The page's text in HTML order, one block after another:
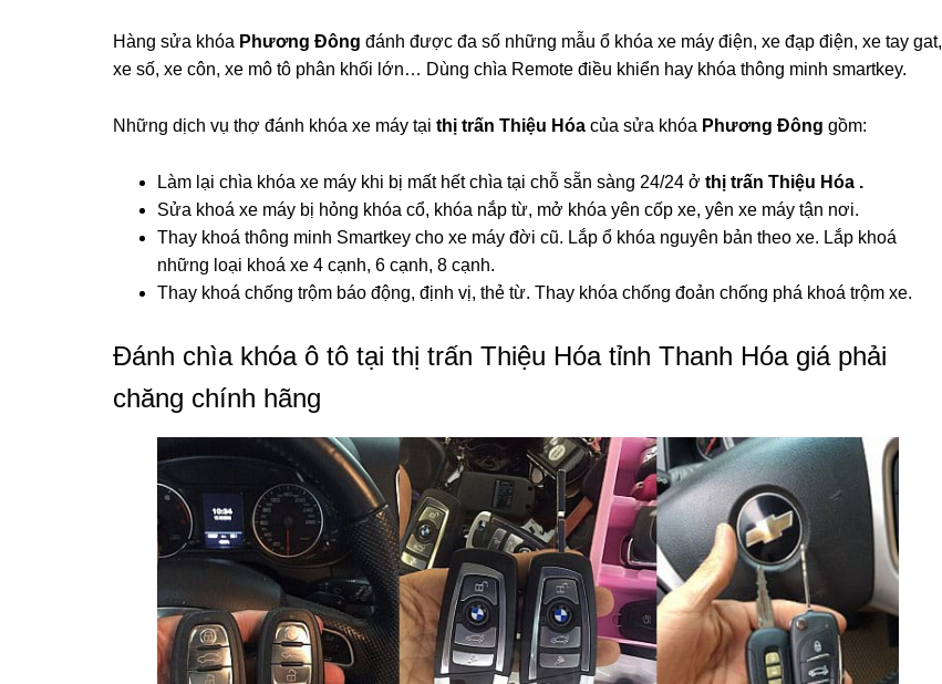
Hàng sửa khóa Phương Đông đánh được đa số những mẫu ổ khóa xe máy điện, xe đạp điện, xe tay gat,
xe số, xe côn, xe mô tô phân khối lớn… Dùng chìa Remote điều khiển hay khóa thông minh smartkey.
Những dịch vụ thợ đánh khóa xe máy tại thị trấn Thiệu Hóa của sửa khóa Phương Đông gồm:
Làm lại chìa khóa xe máy khi bị mất hết chìa tại chỗ sẵn sàng 24/24 ở thị trấn Thiệu Hóa .
Sửa khoá xe máy bị hỏng khóa cổ, khóa nắp từ, mở khóa yên cốp xe, yên xe máy tận nơi.
Thay khoá thông minh Smartkey cho xe máy đời cũ. Lắp ổ khóa nguyên bản theo xe. Lắp khoá
những loại khoá xe 4 cạnh, 6 cạnh, 8 cạnh.
Thay khoá chống trộm báo động, định vị, thẻ từ. Thay khóa chống đoản chống phá khoá trộm xe.
Đánh chìa khóa ô tô tại thị trấn Thiệu Hóa tỉnh Thanh Hóa giá phải
chăng chính hãng